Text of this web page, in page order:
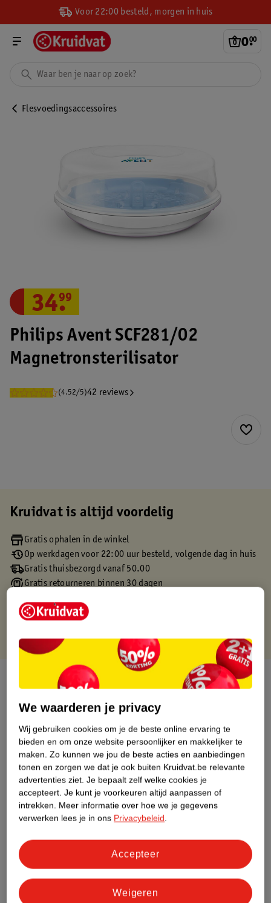
Voor 22:00 besteld, morgen in huis
0.
00
Flesvoedingsaccessoires
Philips Avent SCF281/02
Magnetronsterilisator
(4.52/5)42 reviews
34.
99
Kruidvat is altijd voordelig
Gratis ophalen in de winkel
Op werkdagen voor 22:00 uur besteld, volgende dag in huis
Gratis thuisbezorgd vanaf 50.00
Gratis retourneren binnen 30 dagen
Over dit product
Productinformatie
Etiketinformatie
Nature Impact Score
Dit product heeft (nog) geen Nature
Impact Score.
Meer informatie
Bestel & Bezorginformatie
We waarderen je privacy
Wij gebruiken cookies om je de beste online ervaring te
bieden en om onze website persoonlijker en makkelijker te
maken. Zo kunnen we jou de beste acties en aanbiedingen
tonen en zorgen we dat je ook buiten Kruidvat.be relevante
advertenties ziet. Je bepaalt zelf welke cookies je
accepteert. Je kunt je voorkeuren altijd aanpassen of
intrekken. Meer informatie over hoe we je gegevens
verwerken lees je in ons Privacybeleid.
Weigeren
Accepteer